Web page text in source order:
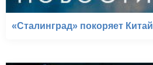
«Сталинград» покоряет Китай